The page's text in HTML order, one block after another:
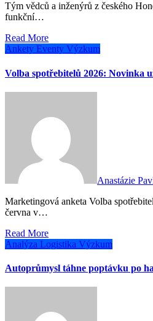
Tým vědců a inženýrů z českého Honeywellu, kteří koordinují evropský projekt NEWBORN pro vodíkový pohon letadel, zahájil
funkční…
Read More
Ankety Eventy Výzkum
Volba spotřebitelů 2026: Novinka
Anastázie
Marketingová anketa Volba spotřebitelů – Nejlepší novinka zakončila svůj 26. ročník. Výsledky byly slavnostně vyhlášeny 11.
června v…
Read More
Analýza Logistika Výzkum
Autoprůmysl táhne poptávku po